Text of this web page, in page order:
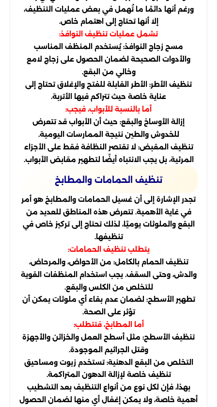
ورغم أنها دائمًا ما تُهمل في بعض عمليات التنظيف،
إلا أنها تحتاج إلى اهتمام خاص.
تشمل عمليات تنظيف النوافذ:
مسح زجاج النوافذ: يُستخدم المنظف المناسب
والأدوات الصحيحة لضمان الحصول على زجاج لامع
وخالي من البقع.
تنظيف الأطر: الأطر القابلة للفتح والإغلاق تحتاج إلى
عناية خاصة حيث تتراكم فيها الأتربة.
أما بالنسبة للأبواب، فيجب:
إزالة الأوساخ والبقع: حيث أن الأبواب قد تتعرض
للخدوش والطين نتيجة الممارسات اليومية.
تنظيف المقبض: لا تقتصر النظافة فقط على الأجزاء
المرئية، بل يجب الانتباه أيضًا لتطهير مقابض الأبواب.
تنظيف الحمامات والمطابخ
تجدر الإشارة إلى أن غسيل الحمامات والمطابخ هو أمر
في غاية الأهمية. تتعرض هذه المناطق للعديد من
البقع والملوثات يوميًا، لذلك تحتاج إلى تركيز خاص في
تنظيفها.
يتطلب تنظيف الحمامات:
تنظيف الحمام بالكامل: من الأحواض، والمرحاض،
والدش، وحتى السقف. يجب استخدام المنظفات القوية
للتخلص من الكلس والبقع.
تطهير الأسطح: لضمان عدم بقاء أي ملوثات يمكن أن
تؤثر على الصحة.
أما المطابخ، فتتطلب:
تنظيف الأسطح: مثل أسطح العمل والخزائن والأجهزة
وقتل الجراثيم الموجودة.
التخلص من البقع الدهنية: تستخدم زيوت ومساحيق
تنظيف خاصة لإزالة الدهون المتراكمة.
بهذا، فإن لكل نوع من أنواع التنظيف بعد التشطيب
أهمية خاصة، ولا يمكن إغفال أي منها لضمان الحصول